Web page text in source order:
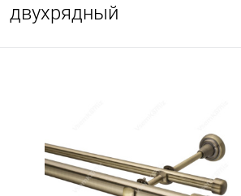
двухрядный